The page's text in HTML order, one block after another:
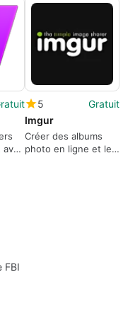
5
Gratuit
Imgur
Créer des albums
photo en ligne et les
FBI